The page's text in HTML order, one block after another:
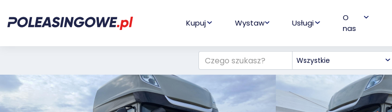
Kupuj Wystaw Usługi
O
nas
Wszystkie